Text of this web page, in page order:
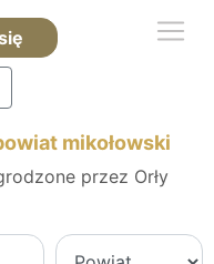
mikołowski
przez Orły